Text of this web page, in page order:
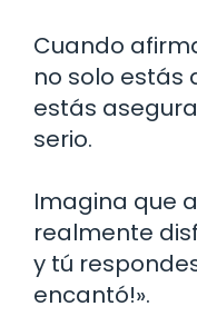
Cuando
no solo estás
estás
serio.
Imagina que
realmente
y tú
encantó!».